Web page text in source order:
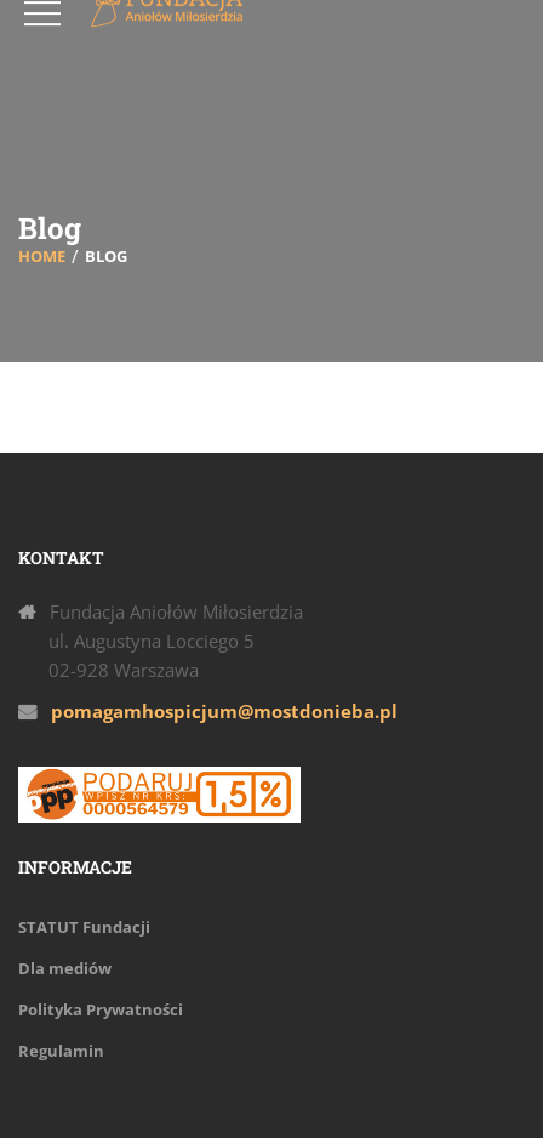
Blog
HOME BLOG
KONTAKT
Fundacja Aniołów Miłosierdzia
ul. Augustyna Locciego 5
02-928 Warszawa
pomagamhospicjum@mostdonieba.pl
INFORMACJE
STATUT Fundacji
Dla mediów
Polityka Prywatności
Regulamin